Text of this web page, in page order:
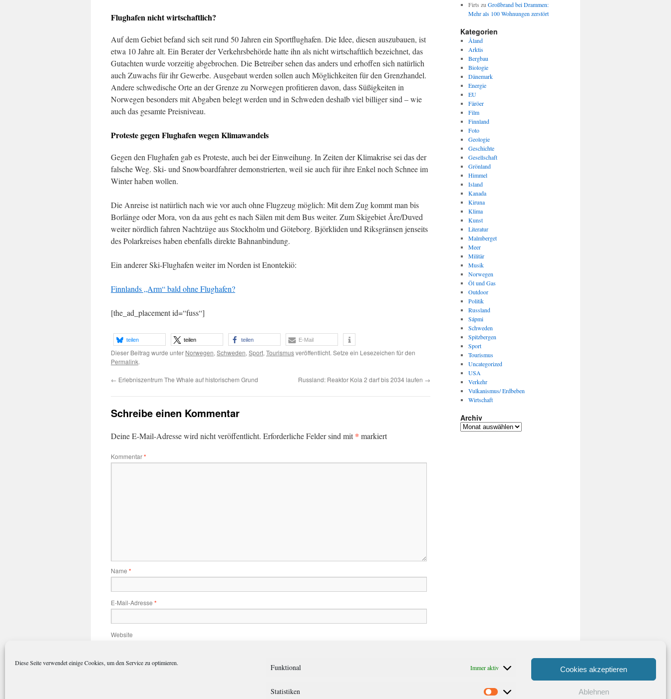
Diese Seite verwendet einige Cookies, um den Service zu optimieren. Funktional Immer aktiv
Statistiken Statistiken
Cookies akzeptieren
Ablehnen
Flughafen nicht wirtschaftlich?
Auf dem Gebiet befand sich seit rund 50 Jahren ein Sportflughafen. Die Idee, diesen auszubauen, ist
etwa 10 Jahre alt. Ein Berater der Verkehrsbehörde hatte ihn als nicht wirtschaftlich bezeichnet, das
Gutachten wurde vorzeitig abgebrochen. Die Betreiber sehen das anders und erhoffen sich natürlich
auch Zuwachs für ihr Gewerbe. Ausgebaut werden sollen auch Möglichkeiten für den Grenzhandel.
Andere schwedische Orte an der Grenze zu Norwegen profitieren davon, dass Süßigkeiten in
Norwegen besonders mit Abgaben belegt werden und in Schweden deshalb viel billiger sind – wie
auch das gesamte Preisniveau.
Proteste gegen Flughafen wegen Klimawandels
Gegen den Flughafen gab es Proteste, auch bei der Einweihung. In Zeiten der Klimakrise sei das der
falsche Weg. Ski- und Snowboardfahrer demonstrierten, weil sie auch für ihre Enkel noch Schnee im
Winter haben wollen.
Die Anreise ist natürlich nach wie vor auch ohne Flugzeug möglich: Mit dem Zug kommt man bis
Borlänge oder Mora, von da aus geht es nach Sälen mit dem Bus weiter. Zum Skigebiet Åre/Duved
weiter nördlich fahren Nachtzüge aus Stockholm und Göteborg. Björkliden und Riksgränsen jenseits
des Polarkreises haben ebenfalls direkte Bahnanbindung.
Ein anderer Ski-Flughafen weiter im Norden ist Enontekiö:
Finnlands „Arm“ bald ohne Flughafen?
[the_ad_placement id=“fuss“]
teilen teilen teilen E-Mail
Dieser Beitrag wurde unter Norwegen, Schweden, Sport, Tourismusveröffentlicht. Setze ein Lesezeichen für den
Permalink.
← Erlebniszentrum The Whale auf historischem Grund Russland: Reaktor Kola 2 darf bis 2034 laufen →
Schreibe einen Kommentar
Deine E-Mail-Adresse wird nicht veröffentlicht. Erforderliche Felder sind mit* markiert
Kommentar*
Name *
E-Mail-Adresse *
Website
Name, E-Mail-Adresse und Website in diesem Browser für meinen nächsten Kommentar speichern.
Firts zu Großbrand bei Drammen:
Mehr als 100 Wohnungen zerstört
Kategorien
Åland
Arktis
Bergbau
Biologie
Dänemark
Energie
EU
Färöer
Film
Finnland
Foto
Geologie
Geschichte
Gesellschaft
Grönland
Himmel
Island
Kanada
Kiruna
Klima
Kunst
Literatur
Malmberget
Meer
Militär
Musik
Norwegen
Öl und Gas
Outdoor
Politik
Russland
Sápmi
Schweden
Spitzbergen
Sport
Tourismus
Uncategorized
USA
Verkehr
Vulkanismus/ Erdbeben
Wirtschaft
Archiv
Archiv